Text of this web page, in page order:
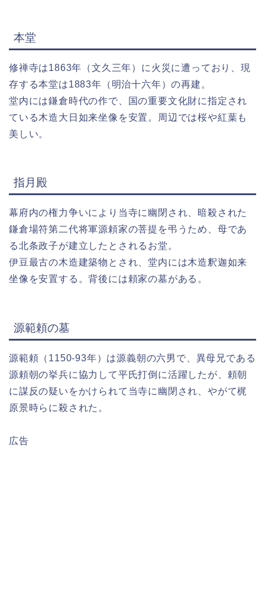
本堂
修禅寺は1863年（文久三年）に火災に遭っており、現
存する本堂は1883年（明治十六年）の再建。
堂内には鎌倉時代の作で、国の重要文化財に指定され
ている木造大日如来坐像を安置。周辺では桜や紅葉も
美しい。
指月殿
幕府内の権力争いにより当寺に幽閉され、暗殺された
鎌倉場符第二代将軍源頼家の菩提を弔うため、母であ
る北条政子が建立したとされるお堂。
伊豆最古の木造建築物とされ、堂内には木造釈迦如来
坐像を安置する。背後には頼家の墓がある。
源範頼の墓
源範頼（1150-93年）は源義朝の六男で、異母兄である
源頼朝の挙兵に協力して平氏打倒に活躍したが、頼朝
に謀反の疑いをかけられて当寺に幽閉され、やがて梶
原景時らに殺された。
広告